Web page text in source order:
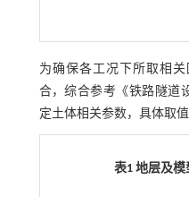
为确保各工况下所取相
合，综合参考《铁路隧道
定土体相关参数，具体取
表1 地层及